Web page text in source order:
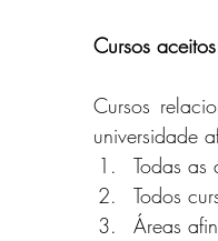
Cursos
Cursos
universidade
Todas as
Todos
Áreas